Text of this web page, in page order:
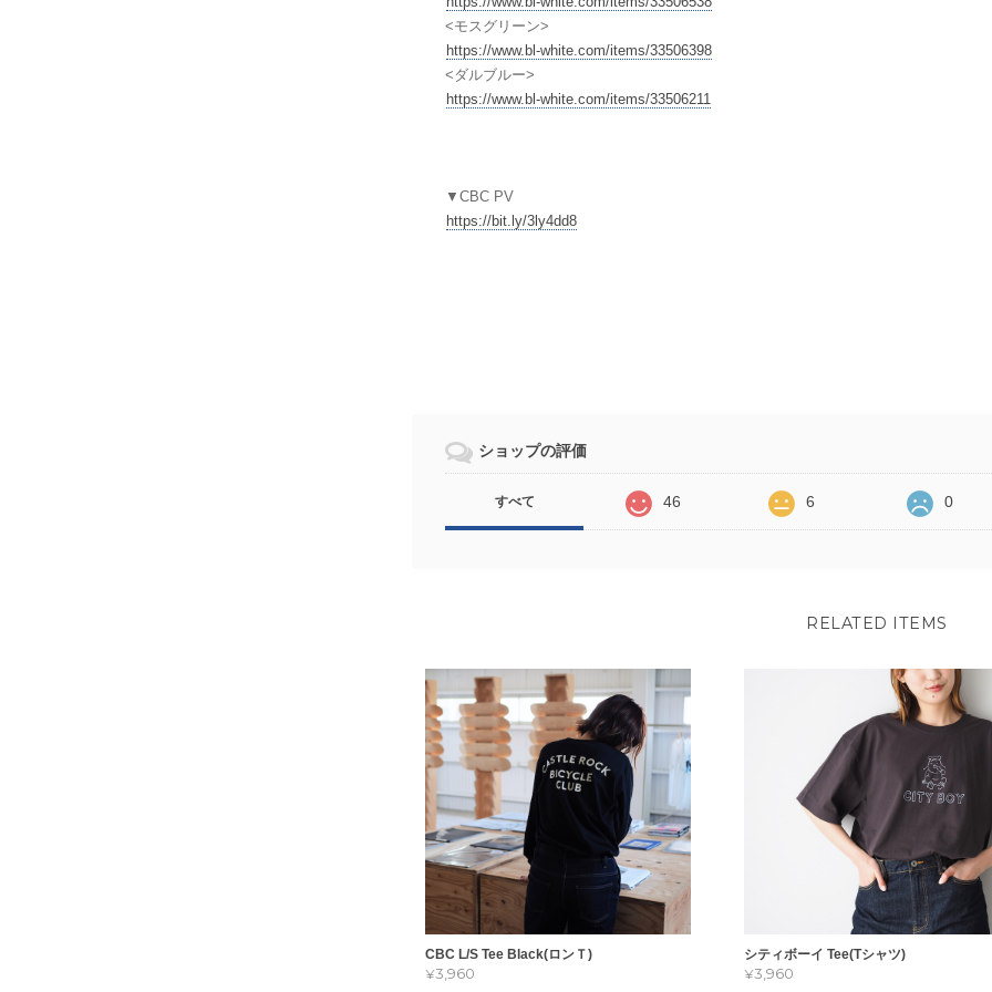
<モスグリーン>
https://www.bl-white.com/items/33506398
<ダルブルー>
https://www.bl-white.com/items/33506211
▼CBC PV
https://bit.ly/3ly4dd8
ショップの評価
すべて 46 6 0
RELATED ITEMS
CBC L/S Tee Black(ロンＴ)
¥3,960
シティボーイ Tee(Tシャツ)
¥3,960